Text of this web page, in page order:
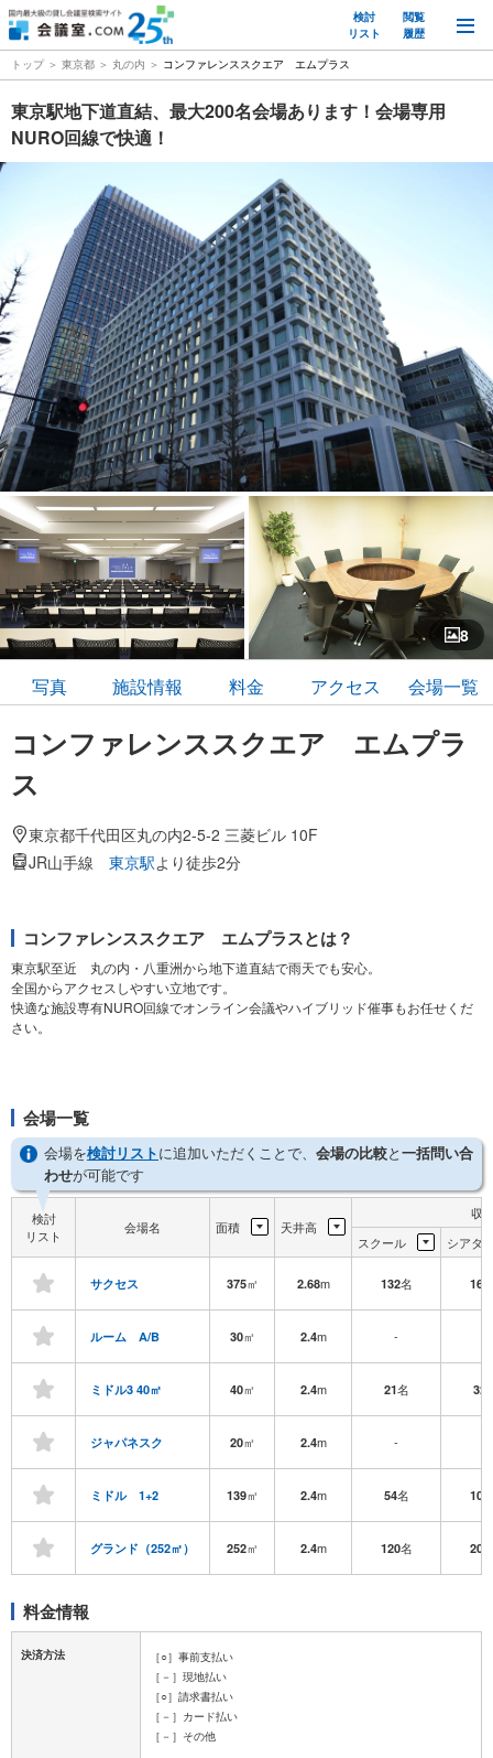
検討
リスト
閲覧
履歴
トップ 東京都 丸の内 コンファレンススクエア エムプラス
コンファレンススクエア エムプラ
ス
東京都千代田区丸の内2-5-2 三菱ビル 10F
JR山手線 東京駅より徒歩2分
写真 施設情報 料金 アクセス 会場一覧
東京駅地下道直結、最大200名会場あります！会場専用
NURO回線で快適！
8
コンファレンススクエア エムプラスとは？
東京駅至近 丸の内・八重洲から地下道直結で雨天でも安心。
全国からアクセスしやすい立地です。
快適な施設専有NURO回線でオンライン会議やハイブリッド催事もお任せくだ
さい。
会場一覧
会場を検討リストに追加いただくことで、 会場の比較と一括問い合
わせが可能です
検討
リスト
会場名 面積 天井高
収
スクール
シアタ
サクセス 375㎡ 2.68m 132名 160
ルーム A/B 30㎡ 2.4m -
ミドル3 40㎡ 40㎡ 2.4m 21名 32
ジャパネスク 20㎡ 2.4m -
ミドル 1+2 139㎡ 2.4m 54名 104
グランド（252㎡） 252㎡ 2.4m 120名 200
料金情報
決済方法
［○］事前支払い
［－］現地払い
［○］請求書払い
［－］カード払い
［－］その他